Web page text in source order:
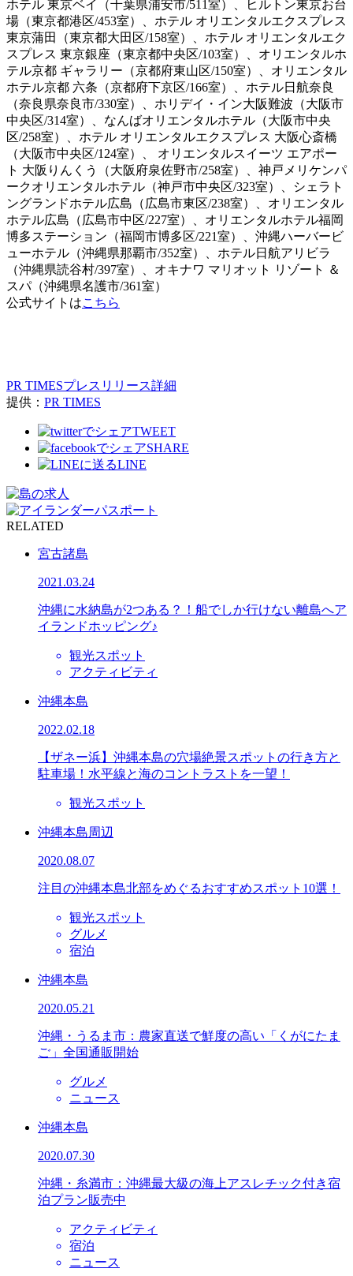
ホテル 東京ベイ（千葉県浦安市/511室）、ヒルトン東京お台
場（東京都港区/453室）、ホテル オリエンタルエクスプレス
東京蒲田（東京都大田区/158室）、ホテル オリエンタルエク
スプレス 東京銀座（東京都中央区/103室）、オリエンタルホ
テル京都 ギャラリー（京都府東山区/150室）、オリエンタル
ホテル京都 六条（京都府下京区/166室）、ホテル日航奈良
（奈良県奈良市/330室）、ホリデイ・イン大阪難波（大阪市
中央区/314室）、なんばオリエンタルホテル（大阪市中央
区/258室）、ホテル オリエンタルエクスプレス 大阪心斎橋
（大阪市中央区/124室）、 オリエンタルスイーツ エアポー
ト 大阪りんくう（大阪府泉佐野市/258室）、神戸メリケンパ
ークオリエンタルホテル（神戸市中央区/323室）、シェラト
ングランドホテル広島（広島市東区/238室）、オリエンタル
ホテル広島（広島市中区/227室）、オリエンタルホテル福岡
博多ステーション（福岡市博多区/221室）、沖縄ハーバービ
ューホテル（沖縄県那覇市/352室）、ホテル日航アリビラ
（沖縄県読谷村/397室）、オキナワ マリオット リゾート ＆
スパ（沖縄県名護市/361室）
公式サイトはこちら
PR TIMESプレスリリース詳細
提供： PR TIMES
TWEET
SHARE
LINE
RELATED
宮古諸島
2021.03.24
沖縄に水納島が2つある？！船でしか行けない離島へア
イランドホッピング♪
観光スポット
アクティビティ
沖縄本島
2022.02.18
【ザネー浜】沖縄本島の穴場絶景スポットの行き方と
駐車場！水平線と海のコントラストを一望！
観光スポット
沖縄本島周辺
2020.08.07
注目の沖縄本島北部をめぐるおすすめスポット10選！
観光スポット
グルメ
宿泊
沖縄本島
2020.05.21
沖縄・うるま市：農家直送で鮮度の高い「くがにたま
ご」全国通販開始
グルメ
ニュース
沖縄本島
2020.07.30
沖縄・糸満市：沖縄最大級の海上アスレチック付き宿
泊プラン販売中
アクティビティ
宿泊
ニュース